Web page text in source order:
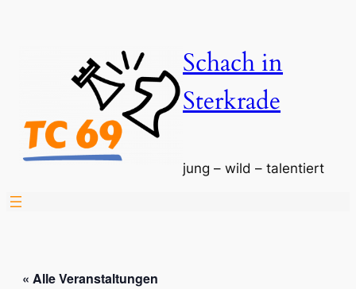
Schach in
Sterkrade
jung – wild – talentiert
« Alle Veranstaltungen